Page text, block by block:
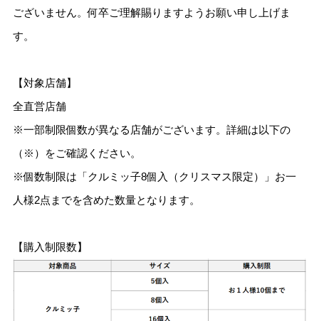
ございません。何卒ご理解賜りますようお願い申し上げま
す。
【対象店舗】
全直営店舗
※一部制限個数が異なる店舗がございます。詳細は以下の
（※）をご確認ください。
※個数制限は「クルミッ子8個入（クリスマス限定）」お一
人様2点までを含めた数量となります。
【購入制限数】